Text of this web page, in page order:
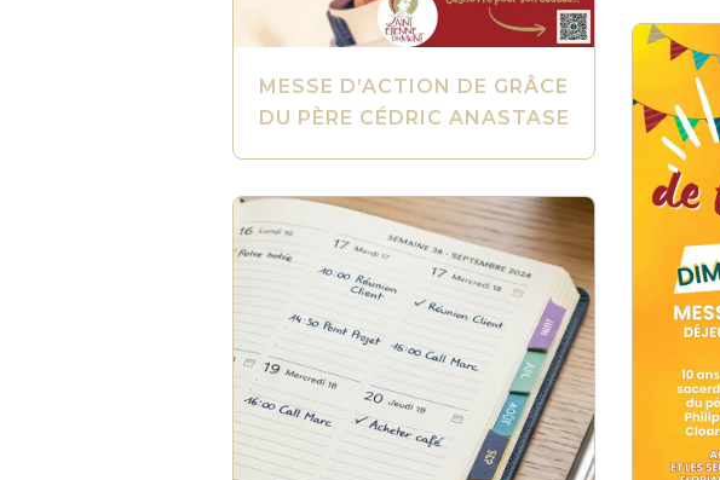
MESSE D’ACTION DE GRÂCE
DU PÈRE CÉDRIC ANASTASE